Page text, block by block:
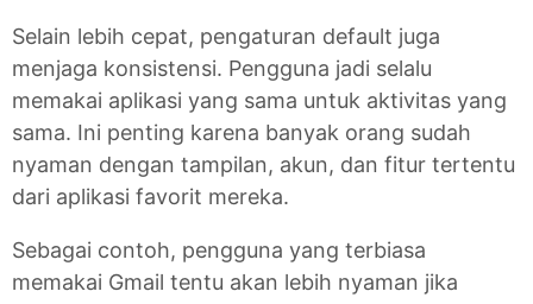
Selain lebih cepat, pengaturan default juga
menjaga konsistensi. Pengguna jadi selalu
memakai aplikasi yang sama untuk aktivitas yang
sama. Ini penting karena banyak orang sudah
nyaman dengan tampilan, akun, dan fitur tertentu
dari aplikasi favorit mereka.
Sebagai contoh, pengguna yang terbiasa
memakai Gmail tentu akan lebih nyaman jika